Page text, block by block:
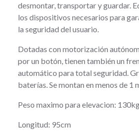
desmontar, transportar y guardar.
los dispositivos necesarios para
la seguridad del usuario.
Dotadas con motorización
por un botón, tienen también un
automático para total seguridad.
baterías. Se montan en menos de 1
Peso maximo para elevacion:
Longitud: 95cm